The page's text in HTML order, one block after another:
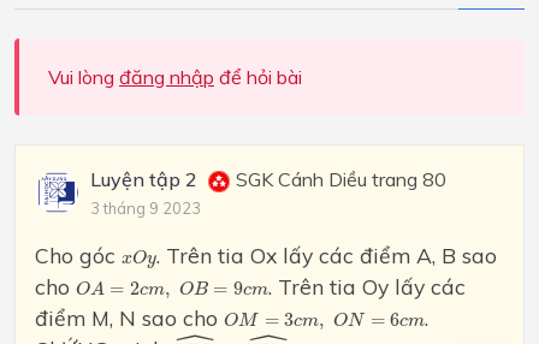
Vui lòng đăng nhập để hỏi bài
Luyện tập 2 SGK Cánh Diều trang 80
3 tháng 9 2023
Cho góc xOy
xOy. Trên tia Ox lấy các điểm A, B sao
cho OA = 2cm, OB = 9cm
O A cm,O B=9
. Trên tia Oy lấy các
điểm M, N sao cho OM = 3cm, ON = 6cm
OM= cm,O N=6c
.
OBM ONA^